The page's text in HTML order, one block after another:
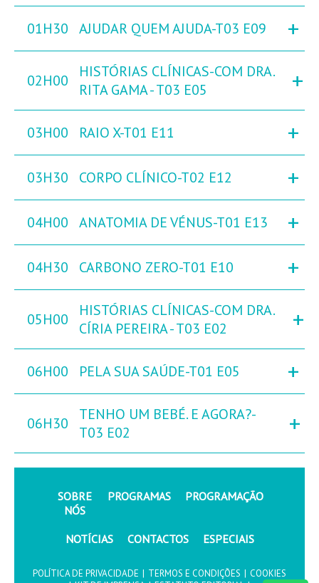
01H30 AJUDAR QUEM AJUDA-T03 E09 +
02H00
HISTÓRIAS CLÍNICAS-COM DRA.
RITA GAMA - T03 E05
+
03H00 RAIO X-T01 E11 +
03H30 CORPO CLÍNICO-T02 E12 +
04H00 ANATOMIA DE VÉNUS-T01 E13 +
04H30 CARBONO ZERO-T01 E10 +
05H00
HISTÓRIAS CLÍNICAS-COM DRA.
CÍRIA PEREIRA - T03 E02
+
06H00 PELA SUA SAÚDE-T01 E05 +
06H30
TENHO UM BEBÉ. E AGORA?-
T03 E02
+
SOBRE
NÓS
PROGRAMAS PROGRAMAÇÃO
NOTÍCIAS CONTACTOS ESPECIAIS
POLÍTICA DE PRIVACIDADE | TERMOS E CONDIÇÕES | COOKIES